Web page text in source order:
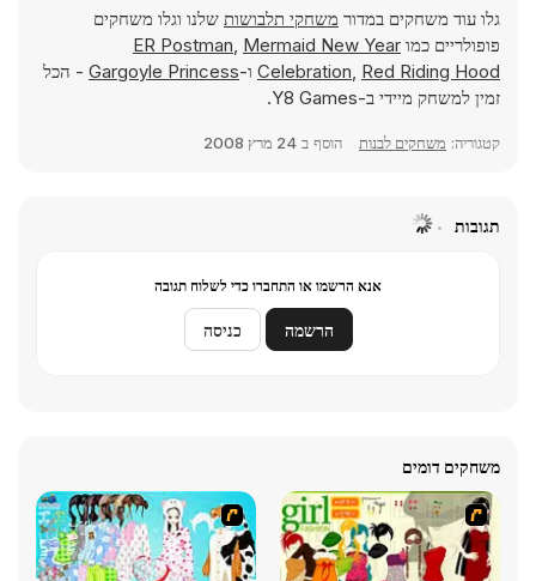
גלו עוד משחקים במדור משחקי תלבושות שלנו וגלו משחקים
פופולריים כמו
ER Postman, Mermaid New Year
Celebration, Red Riding Hood ו-Gargoyle Princess - הכל
זמין למשחק מיידי ב-Y8 Games.
קטגוריה: משחקים לבנות הוסף ב 24 מרץ 2008
תגובות
אנא הרשמו או התחברו כדי לשלוח תגובה
הרשמה כניסה
משחקים דומים